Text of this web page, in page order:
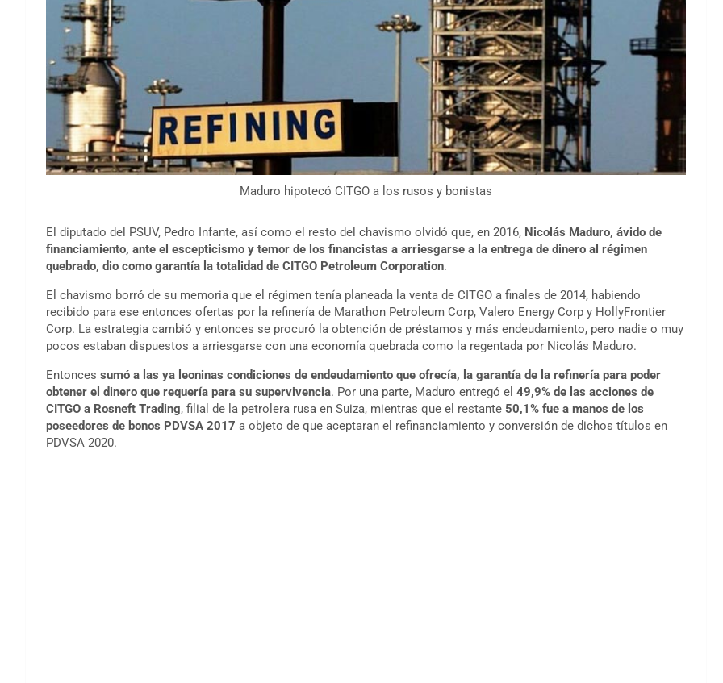
Maduro hipotecó CITGO a los rusos y bonistas
El diputado del PSUV, Pedro Infante, así como el resto del chavismo olvidó que, en 2016, Nicolás Maduro, ávido de
financiamiento, ante el escepticismo y temor de los financistas a arriesgarse a la entrega de dinero al régimen
quebrado, dio como garantía la totalidad de CITGO Petroleum Corporation.
El chavismo borró de su memoria que el régimen tenía planeada la venta de CITGO a finales de 2014, habiendo
recibido para ese entonces ofertas por la refinería de Marathon Petroleum Corp, Valero Energy Corp y HollyFrontier
Corp. La estrategia cambió y entonces se procuró la obtención de préstamos y más endeudamiento, pero nadie o muy
pocos estaban dispuestos a arriesgarse con una economía quebrada como la regentada por Nicolás Maduro.
Entonces sumó a las ya leoninas condiciones de endeudamiento que ofrecía, la garantía de la refinería para poder
obtener el dinero que requería para su supervivencia. Por una parte, Maduro entregó el 49,9% de las acciones de
CITGO a Rosneft Trading, filial de la petrolera rusa en Suiza, mientras que el restante 50,1% fue a manos de los
poseedores de bonos PDVSA 2017 a objeto de que aceptaran el refinanciamiento y conversión de dichos títulos en
PDVSA 2020.